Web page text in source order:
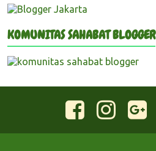
KOMUNITAS SAHABAT BLOGGER